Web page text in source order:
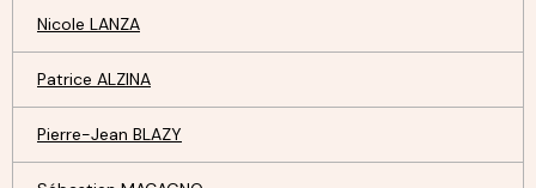
Nicole LANZA
Patrice ALZINA
Pierre-Jean BLAZY